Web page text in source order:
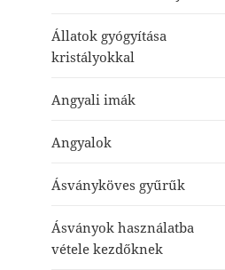
Állatok gyógyítása
kristályokkal
Angyali imák
Angyalok
Ásványköves gyűrűk
Ásványok használatba
vétele kezdőknek